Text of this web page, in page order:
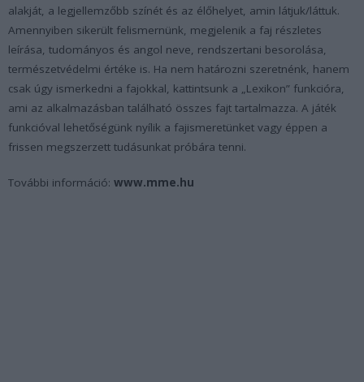
alakját, a legjellemzőbb színét és az élőhelyet, amin látjuk/láttuk.
Amennyiben sikerült felismernünk, megjelenik a faj részletes
leírása, tudományos és angol neve, rendszertani besorolása,
természetvédelmi értéke is. Ha nem határozni szeretnénk, hanem
csak úgy ismerkedni a fajokkal, kattintsunk a „Lexikon” funkcióra,
ami az alkalmazásban található összes fajt tartalmazza. A játék
funkcióval lehetőségünk nyílik a fajismeretünket vagy éppen a
frissen megszerzett tudásunkat próbára tenni.
További információ: www.mme.hu